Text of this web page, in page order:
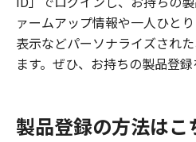
ァームアップ情報や一人ひと
表示などパーソナライズされ
ます。ぜひ、お持ちの製品登録
製品登録の方法はこ